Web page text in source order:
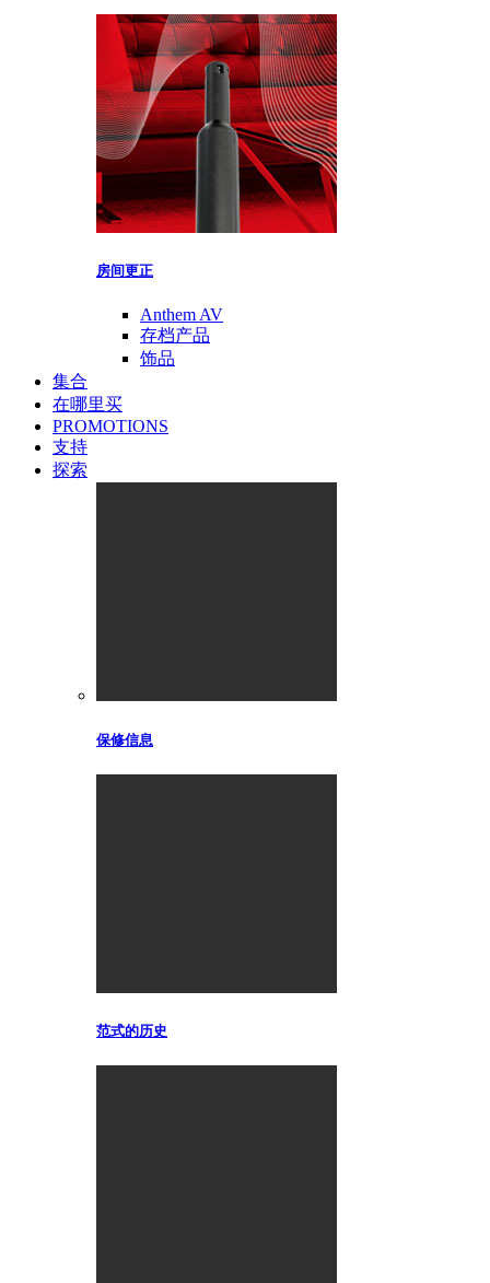
房间更正
Anthem AV
存档产品
饰品
集合
在哪里买
PROMOTIONS
支持
探索
保修信息
范式的历史